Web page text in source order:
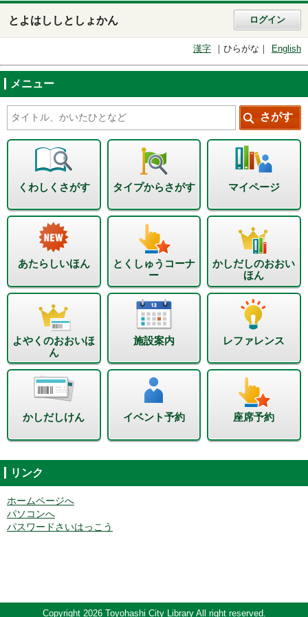
とよはししとしょかん ログイン
漢字 ひらがな English
メニュー
くわしくさがす タイプからさがす マイページ
あたらしいほん
とくしゅうコーナ
ー
かしだしのおおい
ほん
よやくのおおいほ
ん
施設案内 レファレンス
かしだしけん イベント予約 座席予約
リンク
ホームページへ
パソコンへ
パスワードさいはっこう
Copyright 2026 Toyohashi City Library All right reserved.